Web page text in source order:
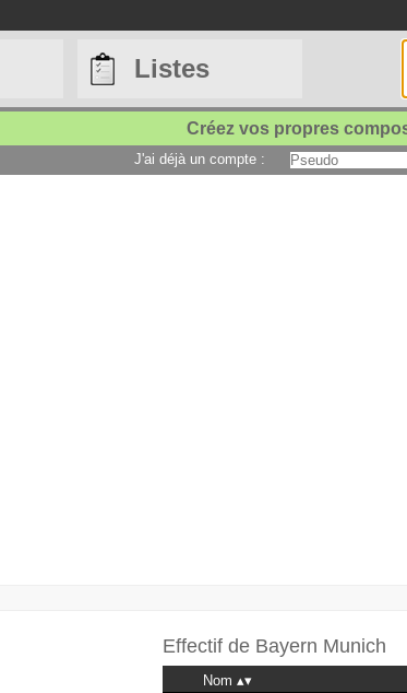
Listes
Créez vos propres
J'ai déjà un compte :
Effectif de Bayern Munich
Nom